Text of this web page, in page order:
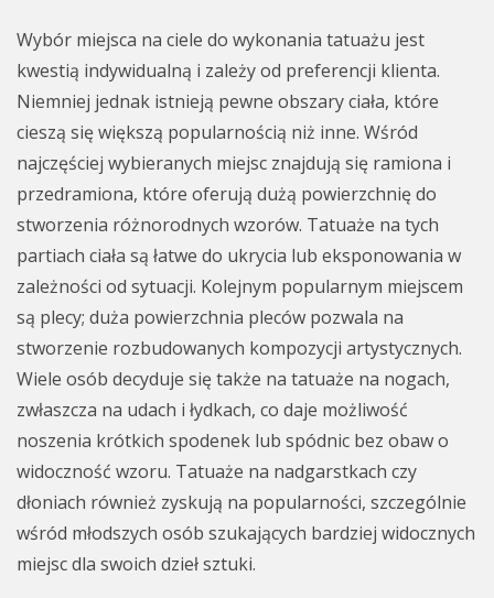
Wybór miejsca na ciele do wykonania tatuażu jest
kwestią indywidualną i zależy od preferencji klienta.
Niemniej jednak istnieją pewne obszary ciała, które
cieszą się większą popularnością niż inne. Wśród
najczęściej wybieranych miejsc znajdują się ramiona i
przedramiona, które oferują dużą powierzchnię do
stworzenia różnorodnych wzorów. Tatuaże na tych
partiach ciała są łatwe do ukrycia lub eksponowania w
zależności od sytuacji. Kolejnym popularnym miejscem
są plecy; duża powierzchnia pleców pozwala na
stworzenie rozbudowanych kompozycji artystycznych.
Wiele osób decyduje się także na tatuaże na nogach,
zwłaszcza na udach i łydkach, co daje możliwość
noszenia krótkich spodenek lub spódnic bez obaw o
widoczność wzoru. Tatuaże na nadgarstkach czy
dłoniach również zyskują na popularności, szczególnie
wśród młodszych osób szukających bardziej widocznych
miejsc dla swoich dzieł sztuki.